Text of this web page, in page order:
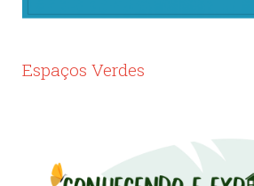
Espaços Verdes